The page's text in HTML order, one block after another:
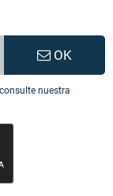
OK
nuestra